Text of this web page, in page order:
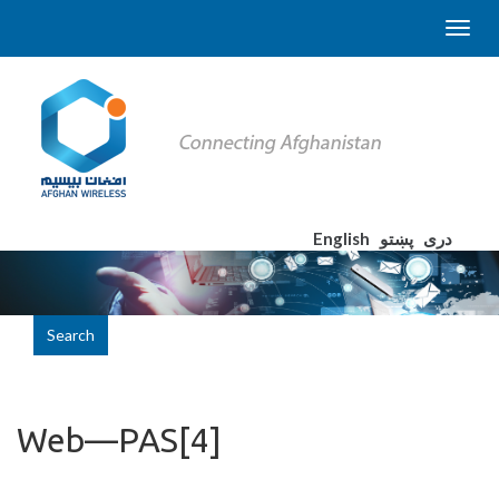
English دری پښتو
Search
Web—PAS[4]